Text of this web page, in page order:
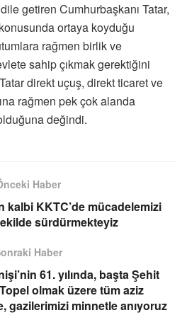
getiren Cumhurbaşkanı Tatar,
ortaya koyduğu
rağmen birlik ve
sahip çıkmak gerektiğini
direkt uçuş, direkt ticaret ve
rağmen pek çok alanda
değindi.
Haber
kalbi KKTC’de mücadelemizi
sürdürmekteyiz
Haber
61. yılında, başta Şehit
olmak üzere tüm aziz
gazilerimizi minnetle anıyoruz